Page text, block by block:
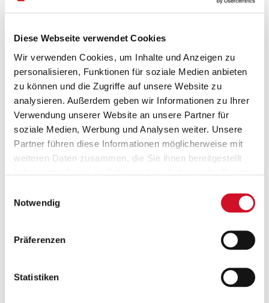
Diese Webseite verwendet Cookies
Wir verwenden Cookies, um Inhalte und Anzeigen zu
personalisieren, Funktionen für soziale Medien anbieten
zu können und die Zugriffe auf unsere Website zu
analysieren. Außerdem geben wir Informationen zu Ihrer
Verwendung unserer Website an unsere Partner für
soziale Medien, Werbung und Analysen weiter. Unsere
Partner führen diese Informationen möglicherweise mit
weiteren Daten zusammen, die Sie ihnen bereitgestellt
Notwendig
Präferenzen
Statistiken
Sicher einkaufen und bezahlen